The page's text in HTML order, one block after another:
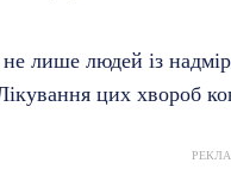
лише людей із
цих хвороб